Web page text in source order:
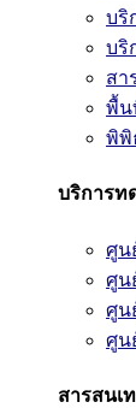
บริ
บริ
สา
พื้น
พิ
บริการท
ศูน
ศูน
ศูน
ศูน
สารสนเ